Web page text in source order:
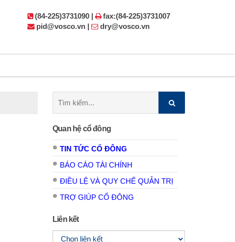
(84-225)3731090 |
fax:(84-225)3731007
pid@vosco.vn |
dry@vosco.vn
kiếm:
Quan hệ cổ đông
TIN TỨC CỔ ĐÔNG
BÁO CÁO TÀI CHÍNH
ĐIỀU LỆ VÀ QUY CHẾ QUẢN TRỊ
TRỢ GIÚP CỔ ĐÔNG
Liên kết